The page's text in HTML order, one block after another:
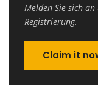
Melden Sie sich
Registrierung.
Claim it